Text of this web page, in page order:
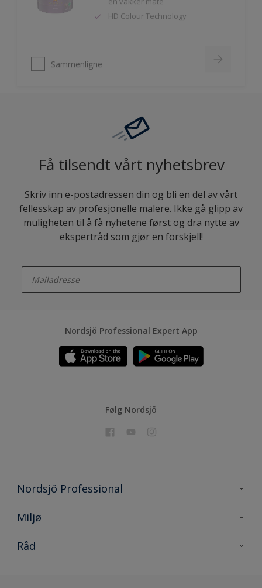
Få tilsendt vårt nyhetsbrev
Skriv inn e-postadressen din og bli en del av vårt
fellesskap av profesjonelle malere. Ikke gå glipp av
muligheten til å få nyhetene først og dra nytte av
ekspertråd som gjør en forskjell!
Nordsjö Professional Expert App
Følg Nordsjö
Nordsjö Professional
Kontakt oss
Prosjekt
Miljø
Bærekraftig utvikling
Råd